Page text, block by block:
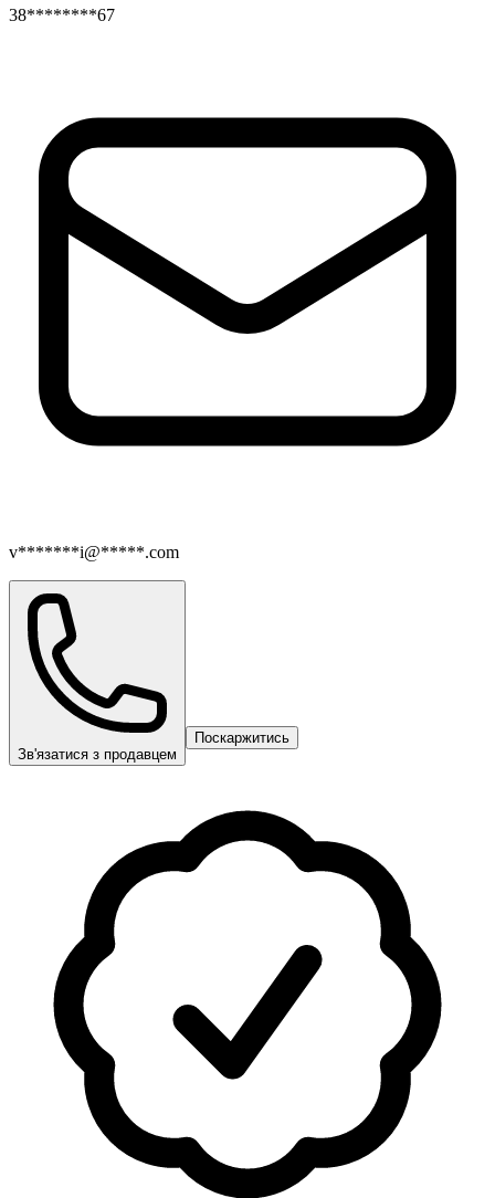
38********67
v*******i@*****.com
Зв'язатися з продавцем
Поскаржитись